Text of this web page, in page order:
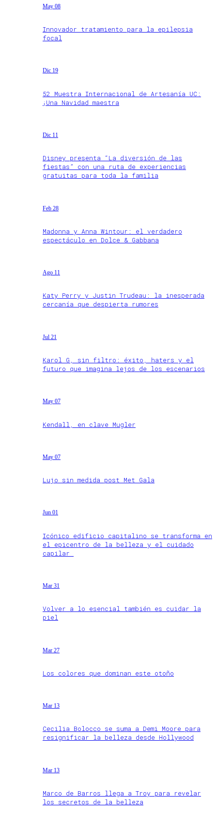
May 08
Innovador tratamiento para la epilepsia
focal
Dic 19
52 Muestra Internacional de Artesanía UC:
¡Una Navidad maestra
Dic 11
Disney presenta “La diversión de las
fiestas” con una ruta de experiencias
gratuitas para toda la familia
Feb 28
Madonna y Anna Wintour: el verdadero
espectáculo en Dolce & Gabbana
Ago 11
Katy Perry y Justin Trudeau: la inesperada
cercanía que despierta rumores
Jul 21
Karol G, sin filtro: éxito, haters y el
futuro que imagina lejos de los escenarios
May 07
Kendall, en clave Mugler
May 07
Lujo sin medida post Met Gala
Jun 01
Icónico edificio capitalino se transforma en
el epicentro de la belleza y el cuidado
capilar
Mar 31
Volver a lo esencial también es cuidar la
piel
Mar 27
Los colores que dominan este otoño
Mar 13
Cecilia Bolocco se suma a Demi Moore para
resignificar la belleza desde Hollywood
Mar 13
Marco de Barros llega a Troy para revelar
los secretos de la belleza